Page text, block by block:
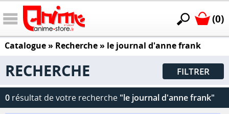
(0)
Catalogue» Recherche » le journal d'anne frank
RECHERCHE FILTRER
0 résultat de votre recherche "le journal d'anne frank"